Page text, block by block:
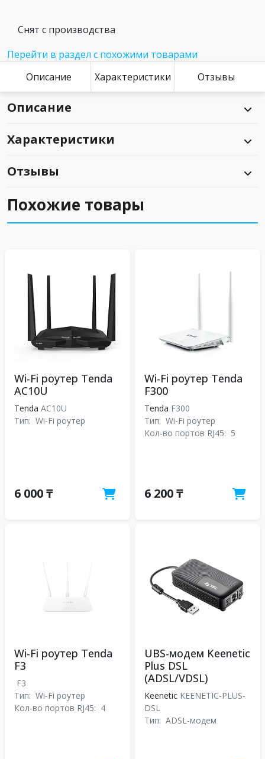
Снят с производства
Перейти в раздел с похожими товарами
Описание
Характеристики Отзывы
Описание
Характеристики
Отзывы
Похожие товары
Wi-Fi роутер Tenda
AC10U
Tenda AC10U
Тип: Wi-Fi роутер
6 000 ₸
Wi-Fi роутер Tenda
F300
Tenda F300
Тип: Wi-Fi роутер
Кол-во портов RJ45: 5
6 200 ₸
Wi-Fi роутер Tenda
F3
F3
Тип: Wi-Fi роутер
Кол-во портов RJ45: 4
UBS-модем Keenetic
Plus DSL
(ADSL/VDSL)
Keenetic KEENETIC-PLUS-
DSL
Тип: ADSL-модем